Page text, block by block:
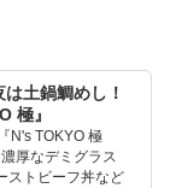
土鍋鯛めし！
極』
N's TOKYO 極
厚なデミグラス
ストビーフ丼など